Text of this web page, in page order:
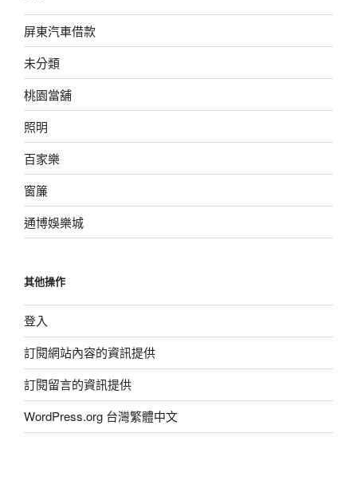
屏東汽車借款
未分類
桃園當舖
照明
百家樂
窗簾
通博娛樂城
其他操作
登入
訂閱網站內容的資訊提供
訂閱留言的資訊提供
WordPress.org 台灣繁體中文